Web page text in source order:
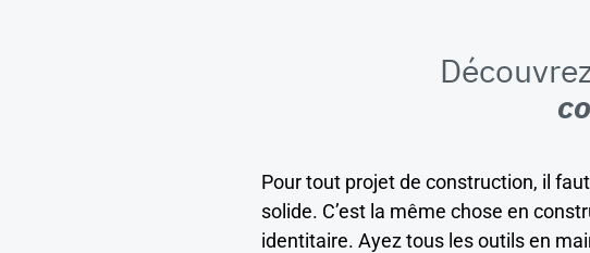
Pour tout projet de construction, il
solide. C’est la même chose en
identitaire. Ayez tous les outils en